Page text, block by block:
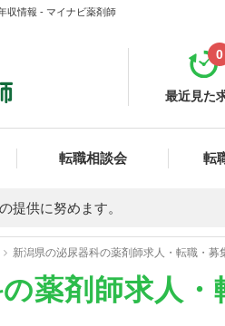
収情報 - マイナビ薬剤師
最近見た
0
転職相談会 転
提供に努めます。
新潟県の泌尿器科の薬剤師求人・転職・募
薬剤師求人・